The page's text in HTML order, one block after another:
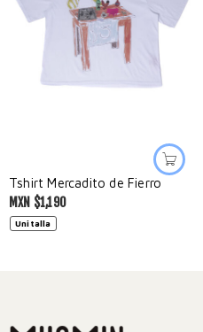
Tshirt Mercadito de Fierro
MXN $1,190
Unitalla